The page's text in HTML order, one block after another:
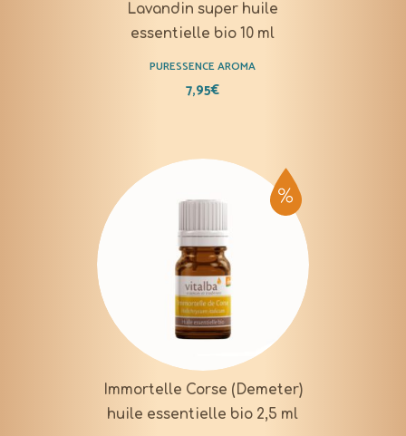
Lavandin super huile
essentielle bio 10 ml
PURESSENCE AROMA
7,95€
Immortelle Corse (Demeter)
huile essentielle bio 2,5 ml